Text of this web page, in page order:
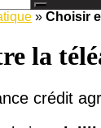
» Choisir
la